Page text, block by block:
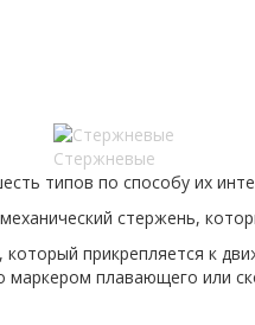
Стержневые
типов по способу их
стержень,
прикрепляется к
маркером плавающего или